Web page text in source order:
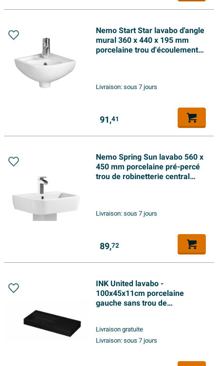
Nemo Start Star lavabo d'angle
mural 360 x 440 x 195 mm
porcelaine trou d'écoulement
Livraison:sous 7 jours
91,41
Nemo Spring Sun lavabo 560 x
450 mm porcelaine pré-percé
trou de robinetterie central
Livraison:sous 7 jours
89,72
INK United lavabo -
100x45x11cm porcelaine
gauche sans trou de
de trop-plein caché - noir mat
Livraison gratuite
Livraison:sous 7 jours